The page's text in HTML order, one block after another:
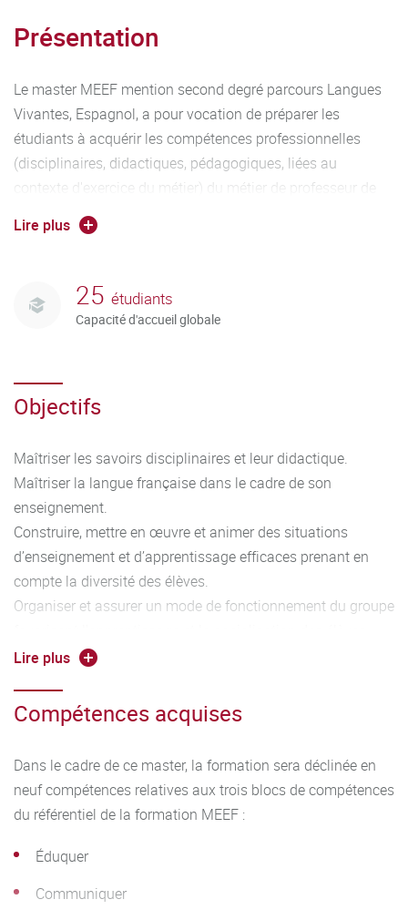
Présentation
Le master MEEF mention second degré parcours Langues
Vivantes, Espagnol, a pour vocation de préparer les
étudiants à acquérir les compétences professionnelles
(disciplinaires, didactiques, pédagogiques, liées au
contexte d'exercice du métier) du métier de professeur de
Langues Vivantes, Espagnol, de collège et de lycée tout en
préparant les concours qui lui sont liés.
Lire plus
25 étudiants
Capacité d'accueil globale
Objectifs
Maîtriser les savoirs disciplinaires et leur didactique.
Maîtriser la langue française dans le cadre de son
enseignement.
Construire, mettre en œuvre et animer des situations
d’enseignement et d’apprentissage efficaces prenant en
compte la diversité des élèves.
Organiser et assurer un mode de fonctionnement du groupe
Évaluer les progrès et les acquisitions des élèves.
Lire plus
Compétences acquises
Dans le cadre de ce master, la formation sera déclinée en
neuf compétences relatives aux trois blocs de compétences
du référentiel de la formation MEEF :
Éduquer
Communiquer